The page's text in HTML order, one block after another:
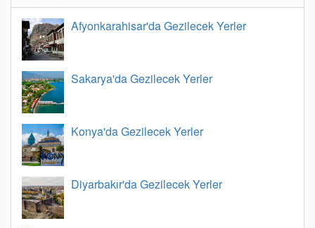
Afyonkarahisar'da Gezilecek Yerler
Sakarya'da Gezilecek Yerler
Konya'da Gezilecek Yerler
Diyarbakır'da Gezilecek Yerler